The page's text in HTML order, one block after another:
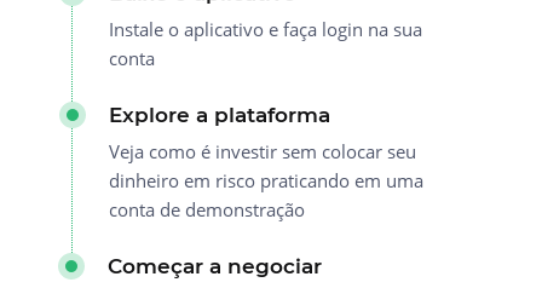
Instale o aplicativo e faça login na sua
conta
Explore a plataforma
Veja como é investir sem colocar seu
dinheiro em risco praticando em uma
conta de demonstração
Começar a negociar